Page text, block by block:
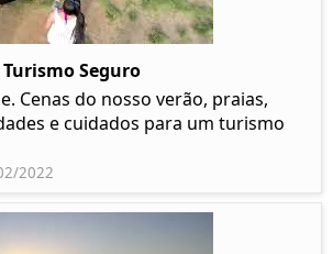
Seguro
Cenas do nosso verão, praias,
e cuidados para um turismo
2022